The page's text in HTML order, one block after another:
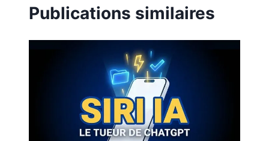
Publications similaires